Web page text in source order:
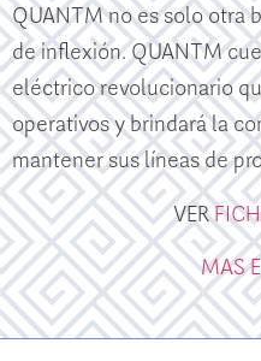
QUANTM no es solo otra
de inflexión. QUANTM
eléctrico revolucionario
operativos y brindará la
mantener sus líneas de
VER
MAS